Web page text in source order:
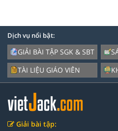
Dịch vụ nổi bật:
GIẢI BÀI TẬP SGK & SBT
TÀI LIỆU GIÁO VIÊN
Giải bài tập: